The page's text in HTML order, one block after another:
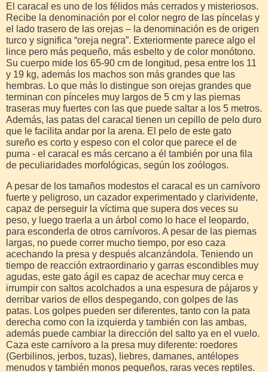
El caracal es uno de los félidos más cerrados y misteriosos.
Recibe la denominación por el color negro de las píncelas y
el lado trasero de las orejas – la denominación es de origen
turco y significa “oreja negra”. Exteriormente parece algo el
lince pero más pequeño, más esbelto y de color monótono.
Su cuerpo mide los 65-90 cm de longitud, pesa entre los 11
y 19 kg, además los machos son más grandes que las
hembras. Lo que más lo distingue son orejas grandes que
terminan con pínceles muy largos de 5 cm y las piernas
traseras muy fuertes con las que puede saltar a los 5 metros.
Además, las patas del caracal tienen un cepillo de pelo duro
que le facilita andar por la arena. El pelo de este gato
sureño es corto y espeso con el color que parece el de
puma - el caracal es más cercano a él también por una fila
de peculiaridades morfológicas, según los zoólogos.
A pesar de los tamaños modestos el caracal es un carnívoro
fuerte y peligroso, un cazador experimentado y clarividente,
capaz de perseguir la víctima que supera dos veces su
peso, y luego traerla a un árbol como lo hace el leopardo,
para esconderla de otros carnívoros. A pesar de las piernas
largas, no puede correr mucho tiempo, por eso caza
acechando la presa y después alcanzándola. Teniendo un
tiempo de reacción extraordinario y garras escondibles muy
agudas, este gato ágil es capaz de acechar muy cerca e
irrumpir con saltos acolchados a una espesura de pájaros y
derribar varios de ellos despegando, con golpes de las
patas. Los golpes pueden ser diferentes, tanto con la pata
derecha como con la izquierda y también con las ambas,
además puede cambiar la dirección del salto ya en el vuelo.
Caza este carnívoro a la presa muy diferente: roedores
(Gerbilinos, jerbos, tuzas), liebres, damanes, antélopes
menudos y también monos pequeños, raras veces reptiles.